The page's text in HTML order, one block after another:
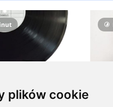
plików cookie